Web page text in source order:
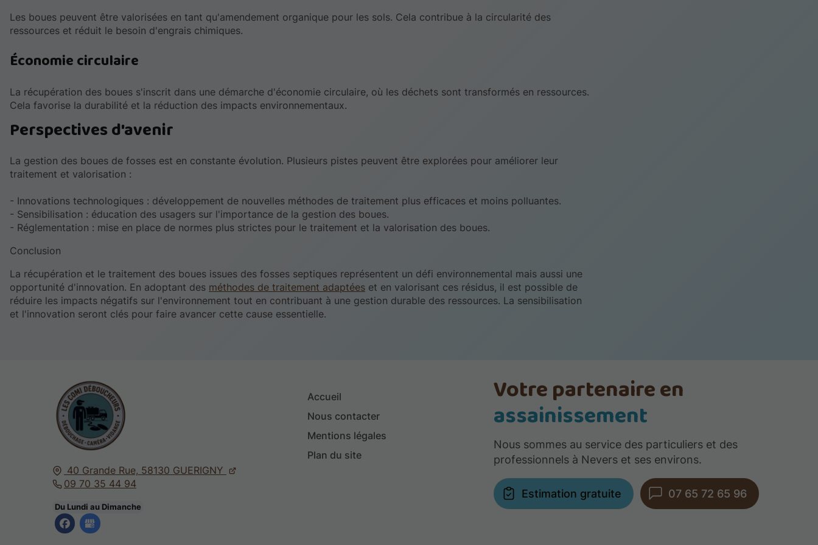
Les boues peuvent être valorisées en tant qu'amendement organique pour les sols. Cela contribue à la circularité des
ressources et réduit le besoin d'engrais chimiques.
Économie circulaire
La récupération des boues s'inscrit dans une démarche d'économie circulaire, où les déchets sont transformés en ressources.
Cela favorise la durabilité et la réduction des impacts environnementaux.
Perspectives d'avenir
La gestion des boues de fosses est en constante évolution. Plusieurs pistes peuvent être explorées pour améliorer leur
traitement et valorisation :
- Innovations technologiques : développement de nouvelles méthodes de traitement plus efficaces et moins polluantes.
- Sensibilisation : éducation des usagers sur l'importance de la gestion des boues.
- Réglementation : mise en place de normes plus strictes pour le traitement et la valorisation des boues.
Conclusion
La récupération et le traitement des boues issues des fosses septiques représentent un défi environnemental mais aussi une
opportunité d'innovation. En adoptant des méthodes de traitement adaptées et en valorisant ces résidus, il est possible de
réduire les impacts négatifs sur l'environnement tout en contribuant à une gestion durable des ressources. La sensibilisation
et l'innovation seront clés pour faire avancer cette cause essentielle.
40 Grande Rue, 58130 GUERIGNY
09 70 35 44 94
Du Lundi au Dimanche
Accueil
Nous contacter
Mentions légales
Plan du site
Votre partenaire en
assainissement
Nous sommes au service des particuliers et des
professionnels à Nevers et ses environs.
Estimation gratuite 07 65 72 65 96